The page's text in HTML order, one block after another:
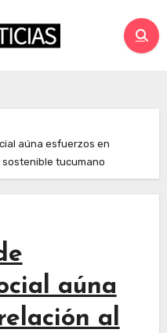
aúna esfuerzos en
tucumano
aúna
al